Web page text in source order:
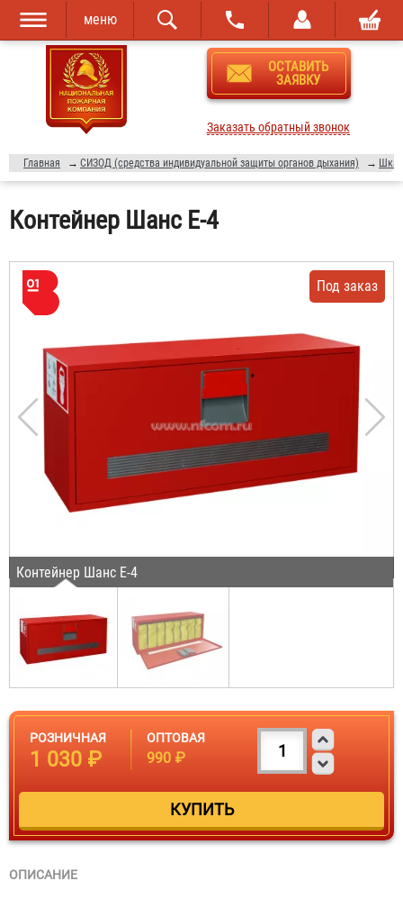
Перейти к
основному
содержанию
Skip to
navigation
меню
ОСТАВИТЬ
ЗАЯВКУ
Заказать обратный звонок
Главная → СИЗОД (средства индивидуальной защиты органов дыхания) →
Контейнер Шанс Е-4
Контейнер Шанс Е-4
Под заказ
РОЗНИЧНАЯ
1 030 ₽
ОПТОВАЯ
990 ₽
ОПИСАНИЕ